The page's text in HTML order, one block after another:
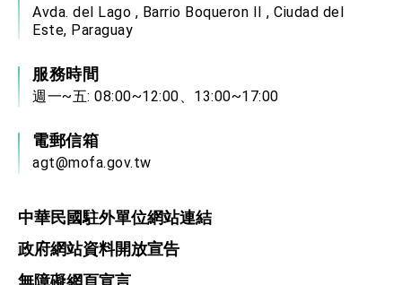
Avda. del Lago , Barrio Boqueron II , Ciudad del
Este, Paraguay
服務時間
週一~五: 08:00~12:00、13:00~17:00
電郵信箱
agt@mofa.gov.tw
中華民國駐外單位網站連結
政府網站資料開放宣告
無障礙網頁宣言